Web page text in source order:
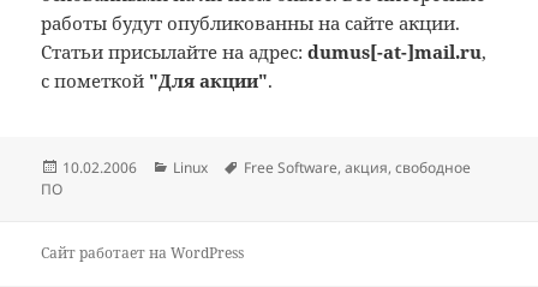
работы будут опубликованны на сайте акции.
Статьи присылайте на адрес:dumus[-at-]mail.ru,
с пометкой "Для акции".
Опубликовано
10.02.2006 Рубрики
Linux Метки
Free Software,акция,свободное
ПО
Сайт работает на WordPress